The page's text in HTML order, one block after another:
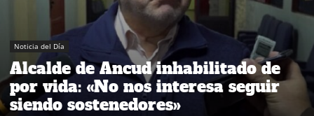
Noticia del Día
Alcalde de Ancud inhabilitado de
por vida: «No nos interesa seguir
siendo sostenedores»